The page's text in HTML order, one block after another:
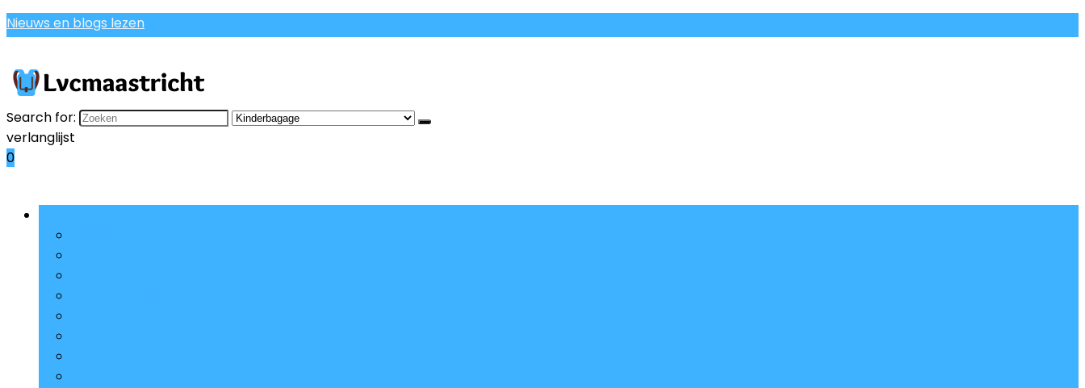
Nieuws en blogs lezen
Search for:
verlanglijst
0